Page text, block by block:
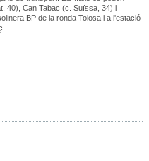
40), Can Tabac (c. Suïssa, 34) i
BP de la ronda Tolosa i a l'estació